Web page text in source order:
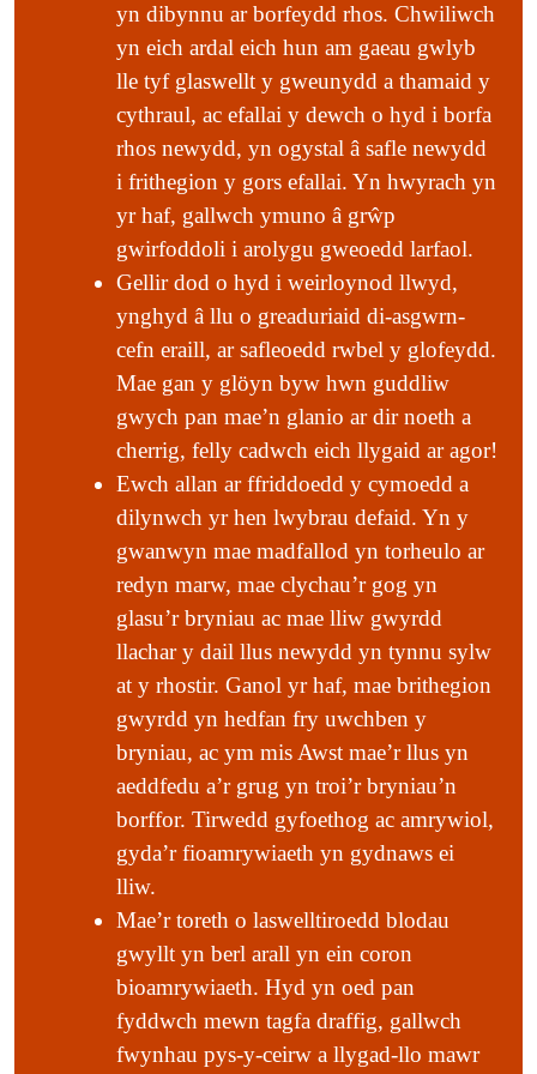
am y cyfleoedd.
Gallwch anfon manylion am fywyd gwyllt rydych
chi wedi’i weld at
Ganolfan Cofnodion
Bioamrywiaeth De Ddwyrain Cymru
ac at Dîm
Bioamrywiaeth Cyngor Rhondda Cynon Taf er
mwyn iddynt gael eu cynnwys yn y Cylchlythyr
Cofnodwyr
Gallwch greu hafan i fywyd gwyllt yn eich gardd
gefn. Beth am gael cipolwg arMy Wild Garden
gan Ymddiriedolaeth Natur De a Gorllewin
Cymru, sy’n aelodau o Gweithredu dros Natur, i
gael awgrymiadau bob mis ynghylch garddio er
budd bywyd gwyllt.
frithegion y gors a brithegion perlog bach. Ewch
am dro i Gomin Llantrisant yn yr haf i weld â’ch
llygaid eich hun.
Rydyn ni’n lwcus dros ben yn Rhondda Cynon
Taf o gael treftadaeth ysblennydd o laswelltiroedd,
sy’n rhan lewyrchus o wead ein bioamrywiaeth.
Mewn porfeydd ac ar ymylon ffyrdd ceir
arddangosfeydd blodeuog bendigedig o bys-y-
ceirw, y bengaled, llygad-llo mawr, tegeirianau
brych, peradyl garw a meillion coch: lle bydd
gleision cyffredin, hen wrachod, ceiliogod rhedyn
a gwenyn di-rif yn gwibio, yn grwnan ac yn suo.
Mae glaswelltiroedd sych y llethrau uwch yn fwy
asidig, ond yr un mor hardd gyda briwydd wen,
tresgl y moch, y bwrnet mawr, clychau’r gog a
suran yr ŷd; ac ar y calchfaen tyf briallu Mair a
thegeirianau’r wenynen. Ar fore heulog braf o
hydref, dewch draw i chwilio am rywbeth arall
sy’n arwydd o fioamrywiaeth doreithiog – sef
lliwiau coch, oren, melyn a phorffor y ffyngau
capiau cwyr.
O unrhyw safle bws ym Mhontypridd, neu’r
Porth, neu Aberdâr neu Aberpennar, edrychwch i
fyny ar gynefinoedd amrywiol y ffriddoedd ar
ochrau’r cymoedd. Cymysgedd cymhleth o
laswelltiroedd asidig, rhostiroedd, rhedyn,
coetiroedd, prysgwydd a thiroedd gwlyb sy’n
ymestyn filltir ar ôl milltir ar hyd ein prif
gymoedd: wedi’u cysylltu gyda’i gilydd ar ffurf
brithwaith cywrain a chyfnewidiol o gynefinoedd.
yn dibynnu ar borfeydd rhos. Chwiliwch
yn eich ardal eich hun am gaeau gwlyb
lle tyf glaswellt y gweunydd a thamaid y
cythraul, ac efallai y dewch o hyd i borfa
rhos newydd, yn ogystal â safle newydd
i frithegion y gors efallai. Yn hwyrach yn
yr haf, gallwch ymuno â grŵp
gwirfoddoli i arolygu gweoedd larfaol.
Gellir dod o hyd i weirloynod llwyd,
ynghyd â llu o greaduriaid di-asgwrn-
cefn eraill, ar safleoedd rwbel y glofeydd.
Mae gan y glöyn byw hwn guddliw
gwych pan mae’n glanio ar dir noeth a
cherrig, felly cadwch eich llygaid ar agor!
Ewch allan ar ffriddoedd y cymoedd a
dilynwch yr hen lwybrau defaid. Yn y
gwanwyn mae madfallod yn torheulo ar
redyn marw, mae clychau’r gog yn
glasu’r bryniau ac mae lliw gwyrdd
llachar y dail llus newydd yn tynnu sylw
at y rhostir. Ganol yr haf, mae brithegion
gwyrdd yn hedfan fry uwchben y
bryniau, ac ym mis Awst mae’r llus yn
aeddfedu a’r grug yn troi’r bryniau’n
borffor. Tirwedd gyfoethog ac amrywiol,
gyda’r fioamrywiaeth yn gydnaws ei
lliw.
Mae’r toreth o laswelltiroedd blodau
gwyllt yn berl arall yn ein coron
bioamrywiaeth. Hyd yn oed pan
fyddwch mewn tagfa draffig, gallwch
fwynhau pys-y-ceirw a llygad-llo mawr